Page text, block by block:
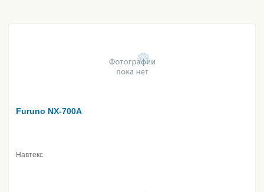
Furuno NX-700A
Навтекс